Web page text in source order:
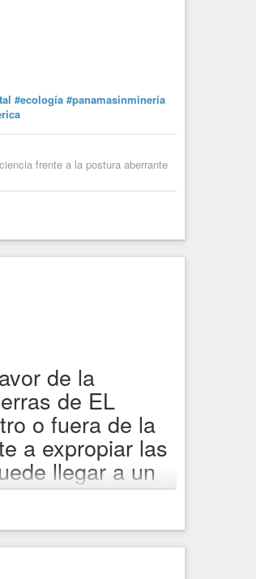
#ecología #panamasinmineria
frente a la postura aberrante
de la
de EL
o fuera de la
a expropiar las
llegar a un
numerales 19 y
la